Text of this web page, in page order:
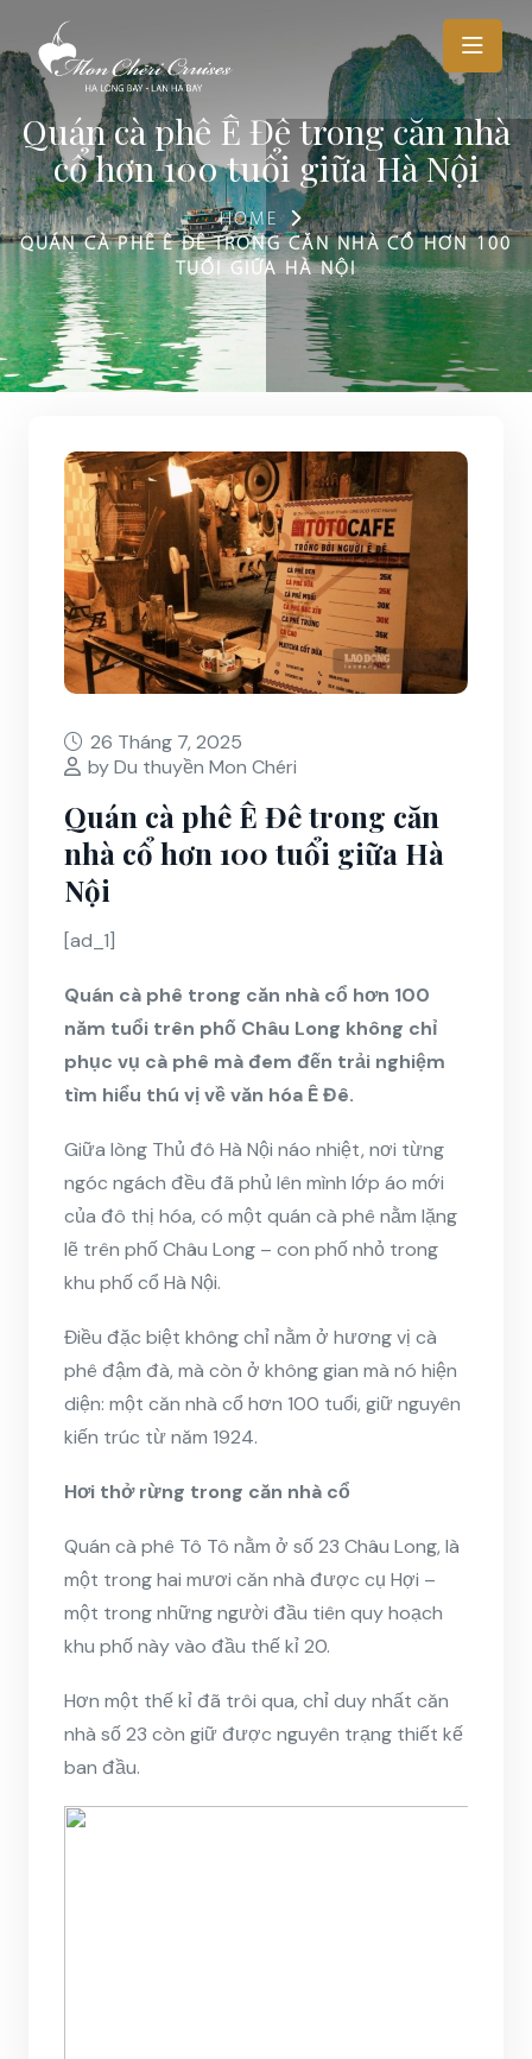
Quán cà phê Ê Đê trong căn nhà
cổ hơn 100 tuổi giữa Hà Nội
HOME
QUÁN CÀ PHÊ Ê ĐÊ TRONG CĂN NHÀ CỔ HƠN 100
TUỔI GIỮA HÀ NỘI
26 Tháng 7, 2025
by Du thuyền Mon Chéri
Quán cà phê Ê Đê trong căn
nhà cổ hơn 100 tuổi giữa Hà
Nội
[ad_1]
Quán cà phê trong căn nhà cổ hơn 100
năm tuổi trên phố Châu Long không chỉ
phục vụ cà phê mà đem đến trải nghiệm
tìm hiểu thú vị về văn hóa Ê Đê.
Giữa lòng Thủ đô Hà Nội náo nhiệt, nơi từng
ngóc ngách đều đã phủ lên mình lớp áo mới
của đô thị hóa, có một quán cà phê nằm lặng
lẽ trên phố Châu Long – con phố nhỏ trong
khu phố cổ Hà Nội.
Điều đặc biệt không chỉ nằm ở hương vị cà
phê đậm đà, mà còn ở không gian mà nó hiện
diện: một căn nhà cổ hơn 100 tuổi, giữ nguyên
kiến trúc từ năm 1924.
Hơi thở rừng trong căn nhà cổ
Quán cà phê Tô Tô nằm ở số 23 Châu Long, là
một trong hai mươi căn nhà được cụ Hợi –
một trong những người đầu tiên quy hoạch
khu phố này vào đầu thế kỉ 20.
Hơn một thế kỉ đã trôi qua, chỉ duy nhất căn
nhà số 23 còn giữ được nguyên trạng thiết kế
ban đầu.